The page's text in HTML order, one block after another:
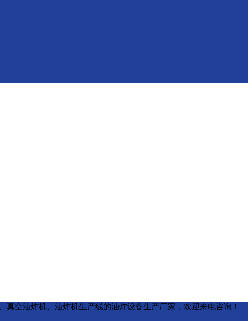
真空油炸机、油炸机生产线的油炸设备生产厂家，欢迎来电咨询！